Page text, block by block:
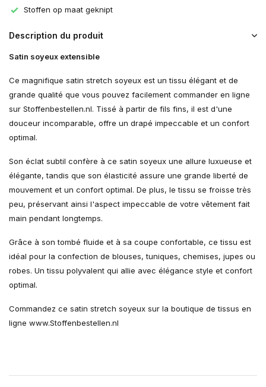
Stoffen op maat geknipt
Description du produit
Satin soyeux extensible
Ce magnifique satin stretch soyeux est un tissu élégant et de
grande qualité que vous pouvez facilement commander en ligne
sur Stoffenbestellen.nl. Tissé à partir de fils fins, il est d'une
douceur incomparable, offre un drapé impeccable et un confort
optimal.
Son éclat subtil confère à ce satin soyeux une allure luxueuse et
élégante, tandis que son élasticité assure une grande liberté de
mouvement et un confort optimal. De plus, le tissu se froisse très
peu, préservant ainsi l'aspect impeccable de votre vêtement fait
main pendant longtemps.
Grâce à son tombé fluide et à sa coupe confortable, ce tissu est
idéal pour la confection de blouses, tuniques, chemises, jupes ou
robes. Un tissu polyvalent qui allie avec élégance style et confort
optimal.
Commandez ce satin stretch soyeux sur la boutique de tissus en
ligne www.Stoffenbestellen.nl